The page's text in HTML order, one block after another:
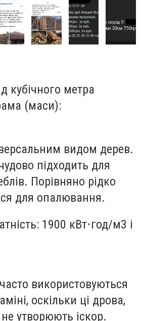
кубічного метра
(маси):
видом дерев.
підходить для
Порівняно рідко
для опалювання.
1900 кВт⋅год/м3 і
використовуються
оскільки ці дрова,
утворюють іскор.